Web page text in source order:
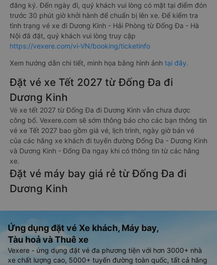
đăng ký. Đến ngày đi, quý khách vui lòng có mặt tại điểm đón
trước 30 phút giờ khởi hành để chuẩn bị lên xe. Để kiểm tra
tình trạng vé xe đi Dương Kinh - Hải Phòng từ Đống Đa - Hà
Nội đã đặt, quý khách vui lòng truy cập
https://vexere.com/vi-VN/booking/ticketinfo
Xem hướng dẫn chi tiết, minh họa bằng hình ảnh tại đây.
Đặt vé xe Tết 2027 từ Đống Đa đi
Dương Kinh
Vé xe tết 2027 từ Đống Đa đi Dương Kinh vẫn chưa được
công bố. Vexere.com sẽ sớm thông báo cho các bạn thông tin
vé xe Tết 2027 bao gồm giá vé, lịch trình, ngày giờ bán vé
của các hãng xe khách đi tuyến đường Đống Đa - Dương Kinh
và Dương Kinh - Đống Đa ngay khi có thông tin từ các hãng
xe.
Đặt vé máy bay giá rẻ từ Đống Đa đi
Dương Kinh
Ứng dụng đặt vé Xe khách, Máy bay,
Tàu hoả và Thuê xe
Vexere - ứng dụng đặt vé đa phương tiện với hơn 3000+ nhà
xe chất lượng cao, 5000+ tuyến đường toàn quốc, tất cả hãng